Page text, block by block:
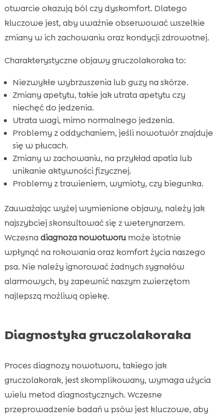
otwarcie okazują ból czy dyskomfort. Dlatego
kluczowe jest, aby uważnie obserwować wszelkie
zmiany w ich zachowaniu oraz kondycji zdrowotnej.
Charakterystyczne objawy gruczolakoraka to:
Niezwykłe wybrzuszenia lub guzy na skórze.
Zmiany apetytu, takie jak utrata apetytu czy
niechęć do jedzenia.
Utrata wagi, mimo normalnego jedzenia.
Problemy z oddychaniem, jeśli nowotwór znajduje
się w płucach.
Zmiany w zachowaniu, na przykład apatia lub
unikanie aktywności fizycznej.
Problemy z trawieniem, wymioty, czy biegunka.
Zauważając wyżej wymienione objawy, należy jak
najszybciej skonsultować się z weterynarzem.
Wczesna diagnoza nowotworumoże istotnie
wpłynąć na rokowania oraz komfort życia naszego
psa. Nie należy ignorować żadnych sygnałów
alarmowych, by zapewnić naszym zwierzętom
najlepszą możliwą opiekę.
Diagnostyka gruczolakoraka
Proces diagnozy nowotworu, takiego jak
gruczolakorak, jest skomplikowany, wymaga użycia
wielu metod diagnostycznych. Wczesne
przeprowadzenie badań u psów jest kluczowe, aby